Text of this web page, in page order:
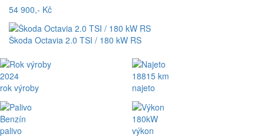
54 900,- Kč
Škoda Octavia 2.0 TSI / 180 kW RS
2024
rok výroby
Benzín
palivo
18815 km
najeto
180kW
výkon